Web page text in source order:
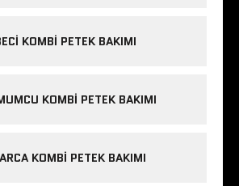
KOMBI PETEK BAKIMI
KOMBI PETEK BAKIMI
KOMBI PETEK BAKIMI